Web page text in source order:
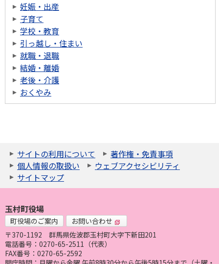
妊娠・出産
子育て
学校・教育
引っ越し・住まい
就職・退職
結婚・離婚
老後・介護
おくやみ
サイトの利用について
著作権・免責事項
個人情報の取扱い
ウェブアクセシビリティ
サイトマップ
玉村町役場
町役場のご案内
お問い合わせ
〒370-1192
群馬県佐波郡玉村町大字下新田201
電話番号：0270-65-2511（代表）
FAX番号：0270-65-2592